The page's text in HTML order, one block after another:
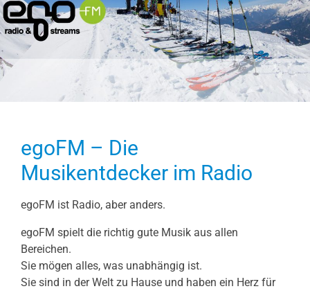
egoFM – Die
Musikentdecker im Radio
egoFM ist Radio, aber anders.
egoFM spielt die richtig gute Musik aus allen
Bereichen.
Sie mögen alles, was unabhängig ist.
Sie sind in der Welt zu Hause und haben ein Herz für